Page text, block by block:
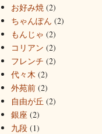
お好み焼 (2)
ちゃんぽん (2)
もんじゃ (2)
コリアン (2)
フレンチ (2)
代々木 (2)
外苑前 (2)
自由が丘 (2)
銀座 (2)
九段 (1)